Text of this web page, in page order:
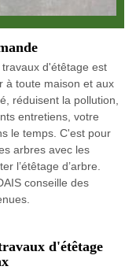
d'étêtage est
à toute maison et aux
réduisent la pollution,
entretiens, votre
le temps. C'est pour
arbres avec les
l’étêtage d’arbre.
conseille des
d'étêtage